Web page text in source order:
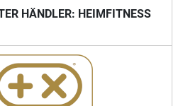
HÄNDLER: HEIMFITNESS